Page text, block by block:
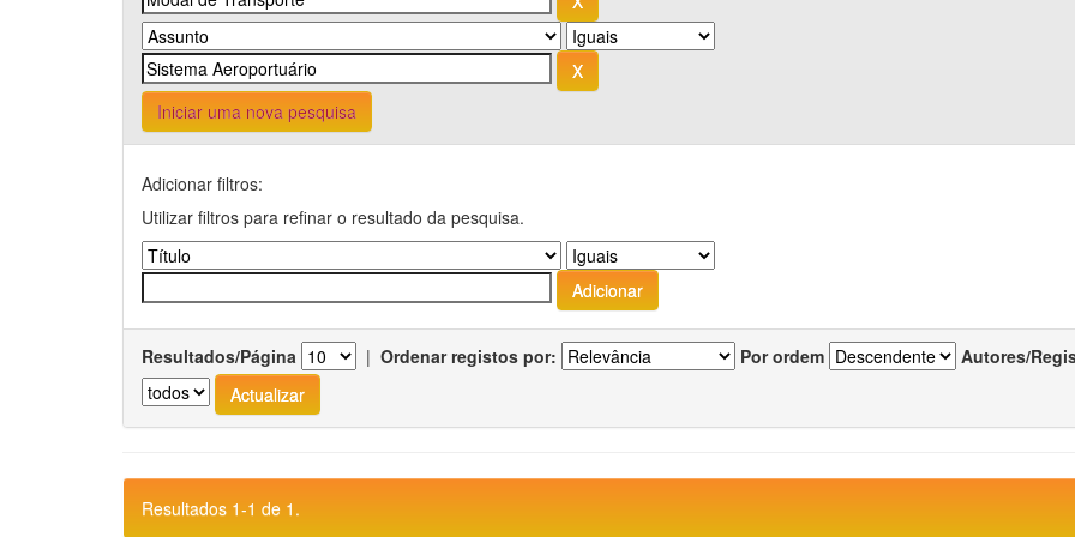
Iniciar uma nova pesquisa
Adicionar filtros:
Utilizar filtros para refinar o resultado da pesquisa.
Resultados/Página | Ordenar registos por: Por ordem Autores/
Resultados 1-1 de 1.